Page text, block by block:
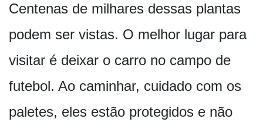
Centenas de milhares dessas plantas
podem ser vistas. O melhor lugar para
visitar é deixar o carro no campo de
futebol. Ao caminhar, cuidado com os
paletes, eles estão protegidos e não